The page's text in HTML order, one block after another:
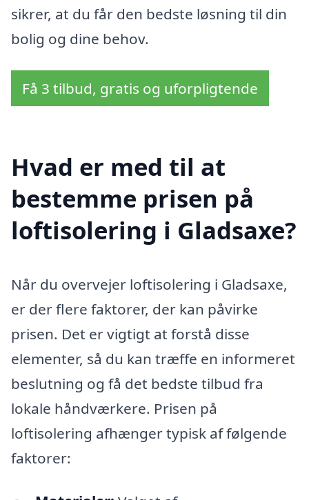
sikrer, at du får den bedste løsning til din
bolig og dine behov.
Få 3 tilbud, gratis og uforpligtende
Hvad er med til at
bestemme prisen på
loftisolering i Gladsaxe?
Når du overvejer loftisolering i Gladsaxe,
er der flere faktorer, der kan påvirke
prisen. Det er vigtigt at forstå disse
elementer, så du kan træffe en informeret
beslutning og få det bedste tilbud fra
lokale håndværkere. Prisen på
loftisolering afhænger typisk af følgende
faktorer: